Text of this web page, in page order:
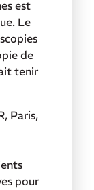
est
Le
de
tenir
Paris,
pour